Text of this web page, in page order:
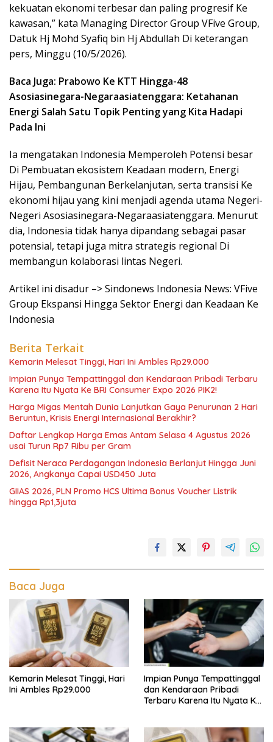
kekuatan ekonomi terbesar dan paling progresif Ke
kawasan,” kata Managing Director Group VFive Group,
Datuk Hj Mohd Syafiq bin Hj Abdullah Di keterangan
pers, Minggu (10/5/2026).
Baca Juga: Prabowo Ke KTT Hingga-48
Asosiasinegara-Negaraasiatenggara: Ketahanan
Energi Salah Satu Topik Penting yang Kita Hadapi
Pada Ini
Ia mengatakan Indonesia Memperoleh Potensi besar
Di Pembuatan ekosistem Keadaan modern, Energi
Hijau, Pembangunan Berkelanjutan, serta transisi Ke
ekonomi hijau yang kini menjadi agenda utama Negeri-
Negeri Asosiasinegara-Negaraasiatenggara. Menurut
dia, Indonesia tidak hanya dipandang sebagai pasar
potensial, tetapi juga mitra strategis regional Di
membangun kolaborasi lintas Negeri.
Artikel ini disadur –> Sindonews Indonesia News: VFive
Group Ekspansi Hingga Sektor Energi dan Keadaan Ke
Indonesia
Berita Terkait
Kemarin Melesat Tinggi, Hari Ini Ambles Rp29.000
Impian Punya Tempattinggal dan Kendaraan Pribadi Terbaru
Karena Itu Nyata Ke BRI Consumer Expo 2026 PIK2!
Harga Migas Mentah Dunia Lanjutkan Gaya Penurunan 2 Hari
Beruntun, Krisis Energi Internasional Berakhir?
Daftar Lengkap Harga Emas Antam Selasa 4 Agustus 2026
usai Turun Rp7 Ribu per Gram
Defisit Neraca Perdagangan Indonesia Berlanjut Hingga Juni
2026, Angkanya Capai USD450 Juta
GIIAS 2026, PLN Promo HCS Ultima Bonus Voucher Listrik
hingga Rp1,3juta
Baca Juga
Kemarin Melesat Tinggi, Hari
Ini Ambles Rp29.000
Impian Punya Tempattinggal
dan Kendaraan Pribadi
Terbaru Karena Itu Nyata Ke